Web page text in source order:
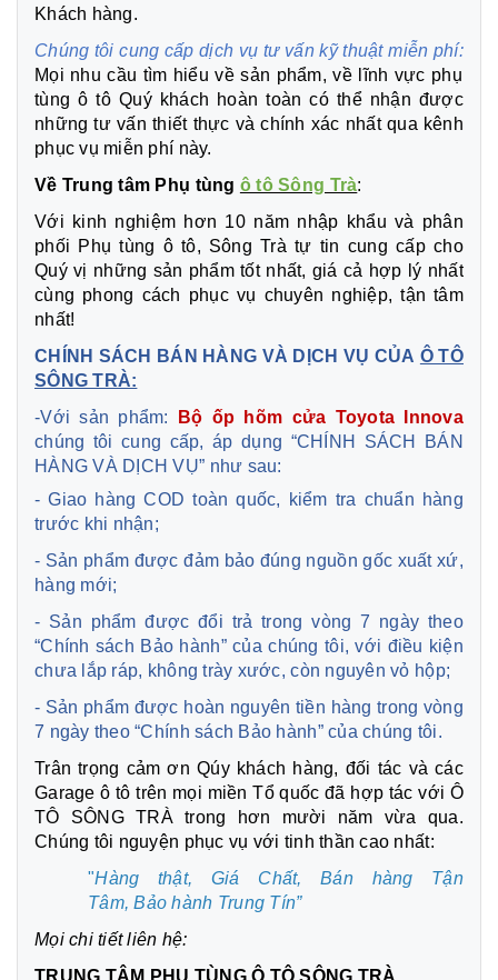
Khách hàng.
Chúng tôi cung cấp dịch vụ tư vấn kỹ thuật miễn phí:
Mọi nhu cầu tìm hiểu về sản phẩm, về lĩnh vực phụ
tùng ô tô Quý khách hoàn toàn có thể nhận được
những tư vấn thiết thực và chính xác nhất qua kênh
phục vụ miễn phí này.
Về Trung tâm Phụ tùng ô tô Sông Trà:
Với kinh nghiệm hơn 10 năm nhập khẩu và phân
phối Phụ tùng ô tô, Sông Trà tự tin cung cấp cho
Quý vị những sản phẩm tốt nhất, giá cả hợp lý nhất
cùng phong cách phục vụ chuyên nghiệp, tận tâm
nhất!
CHÍNH SÁCH BÁN HÀNG VÀ DỊCH VỤ CỦA Ô TÔ
SÔNG TRÀ:
-Với sản phẩm:
Bộ ốp hõm cửa Toyota Innova
chúng tôi cung cấp, áp dụng “CHÍNH SÁCH BÁN
HÀNG VÀ DỊCH VỤ” như sau:
- Giao hàng COD toàn quốc, kiểm tra chuẩn hàng
trước khi nhận;
- Sản phẩm được đảm bảo đúng nguồn gốc xuất xứ,
hàng mới;
- Sản phẩm được đổi trả trong vòng 7 ngày theo
“Chính sách Bảo hành” của chúng tôi, với điều kiện
chưa lắp ráp, không trày xước, còn nguyên vỏ hộp;
- Sản phẩm được hoàn nguyên tiền hàng trong vòng
7 ngày theo “Chính sách Bảo hành” của chúng tôi.
Trân trọng cảm ơn Qúy khách hàng, đối tác và các
Garage ô tô trên mọi miền Tổ quốc đã hợp tác với Ô
TÔ SÔNG TRÀ trong hơn mười năm vừa qua.
Chúng tôi nguyện phục vụ với tinh thần cao nhất:
"Hàng thật, Giá Chất, Bán hàng Tận
Tâm, Bảo hành Trung Tín”
Mọi chi tiết liên hệ:
TRUNG TÂM PHỤ TÙNG Ô TÔ SÔNG TRÀ